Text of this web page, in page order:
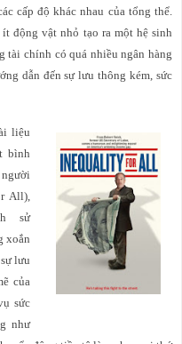
cấp độ khác nhau của tổng thể.
động vật nhỏ tạo ra một hệ sinh
tài chính có quá nhiều ngân hàng
dẫn đến sự lưu thông kém, sức
liệu
bình
All),
sử
xoắn
lưu
của
sức
như